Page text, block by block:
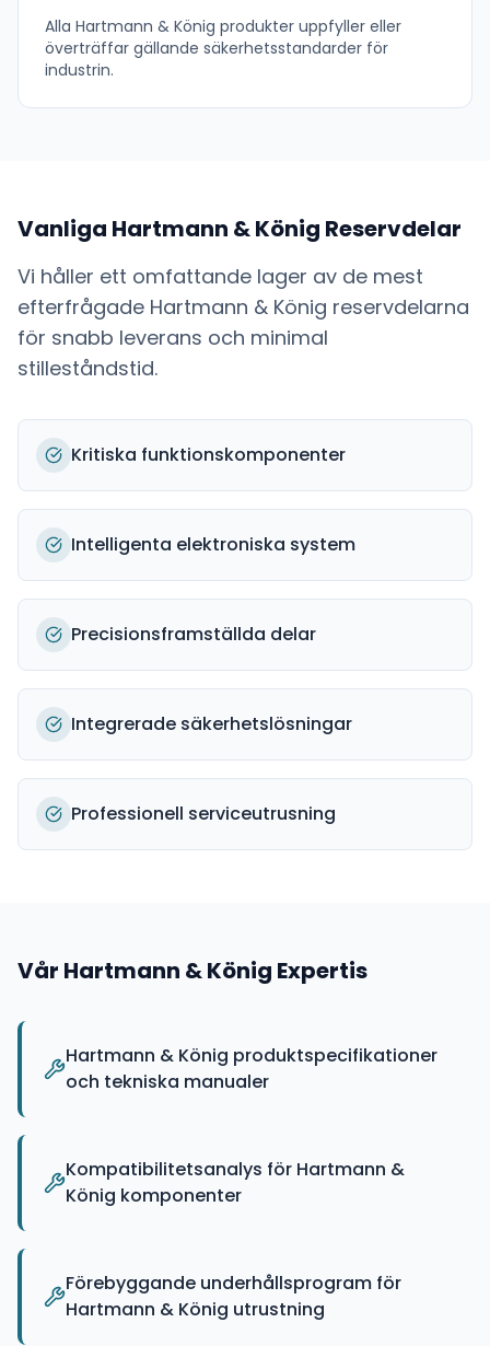
Alla Hartmann & König produkter uppfyller eller
överträffar gällande säkerhetsstandarder för
industrin.
Vanliga Hartmann & König Reservdelar
Vi håller ett omfattande lager av de mest
efterfrågade Hartmann & König reservdelarna
för snabb leverans och minimal
stilleståndstid.
Kritiska funktionskomponenter
Intelligenta elektroniska system
Precisionsframställda delar
Integrerade säkerhetslösningar
Professionell serviceutrusning
Vår Hartmann & König Expertis
Hartmann & König produktspecifikationer
och tekniska manualer
Kompatibilitetsanalys för Hartmann &
König komponenter
Förebyggande underhållsprogram för
Hartmann & König utrustning